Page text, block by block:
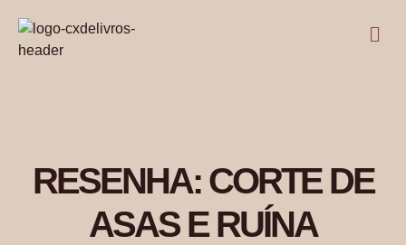
RESENHA: CORTE DE
ASAS E RUÍNA